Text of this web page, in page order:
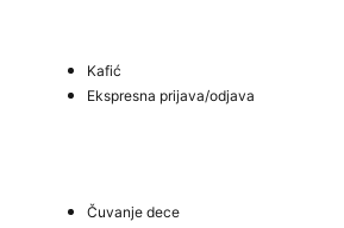
Kafić
Ekspresna prijava/odjava
Čuvanje dece